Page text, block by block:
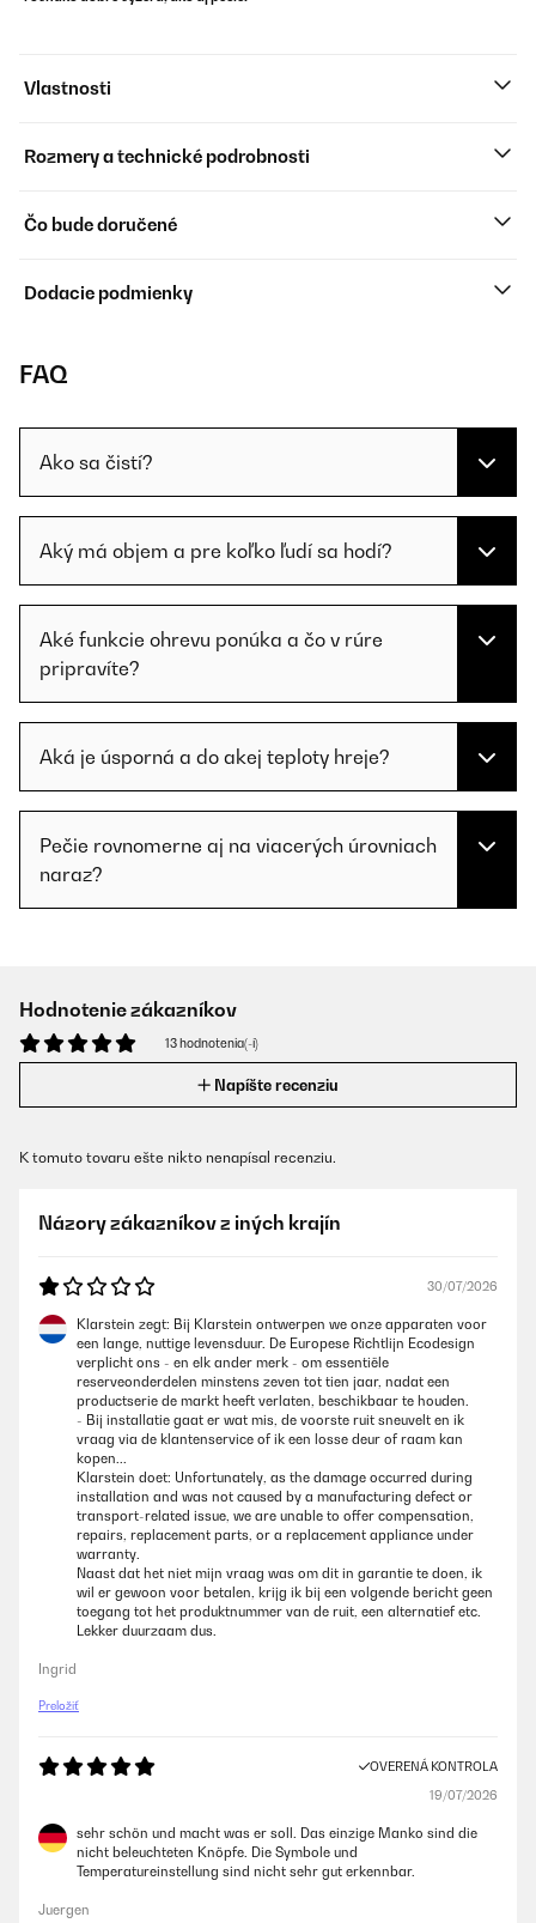
Vlastnosti
Rozmery a technické podrobnosti
Čo bude doručené
Dodacie podmienky
FAQ
Ako sa čistí?
Aký má objem a pre koľko ľudí sa hodí?
Aké funkcie ohrevu ponúka a čo v rúre
pripravíte?
Aká je úsporná a do akej teploty hreje?
Pečie rovnomerne aj na viacerých úrovniach
naraz?
Hodnotenie zákazníkov
13 hodnotenia(-í)
Napíšte recenziu
K tomuto tovaru ešte nikto nenapísal recenziu.
Názory zákazníkov z iných krajín
30/07/2026
Klarstein zegt: Bij Klarstein ontwerpen we onze apparaten voor
een lange, nuttige levensduur. De Europese Richtlijn Ecodesign
verplicht ons - en elk ander merk - om essentiële
reserveonderdelen minstens zeven tot tien jaar, nadat een
productserie de markt heeft verlaten, beschikbaar te houden.
- Bij installatie gaat er wat mis, de voorste ruit sneuvelt en ik
vraag via de klantenservice of ik een losse deur of raam kan
kopen...
Klarstein doet: Unfortunately, as the damage occurred during
installation and was not caused by a manufacturing defect or
transport-related issue, we are unable to offer compensation,
repairs, replacement parts, or a replacement appliance under
warranty.
Naast dat het niet mijn vraag was om dit in garantie te doen, ik
wil er gewoon voor betalen, krijg ik bij een volgende bericht geen
toegang tot het produktnummer van de ruit, een alternatief etc.
Lekker duurzaam dus.
Ingrid
Preložiť
OVERENÁ KONTROLA
19/07/2026
sehr schön und macht was er soll. Das einzige Manko sind die
nicht beleuchteten Knöpfe. Die Symbole und
Temperatureinstellung sind nicht sehr gut erkennbar.
Juergen